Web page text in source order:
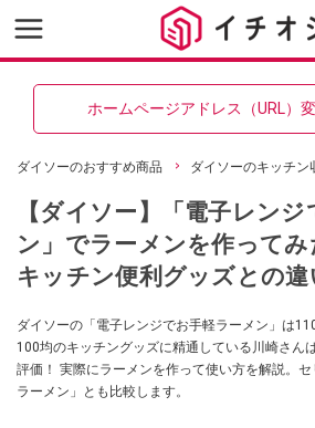
ホームページアドレス（URL）
ダイソーのおすすめ商品 ダイソーのキッチン
【ダイソー】「電子レン
ン」でラーメンを作って
キッチン便利グッズとの違
ダイソーの「電子レンジでお手軽ラーメン」は
100均のキッチングッズに精通している川崎さん
評価！ 実際にラーメンを作って使い方を解説。
ラーメン」とも比較します。